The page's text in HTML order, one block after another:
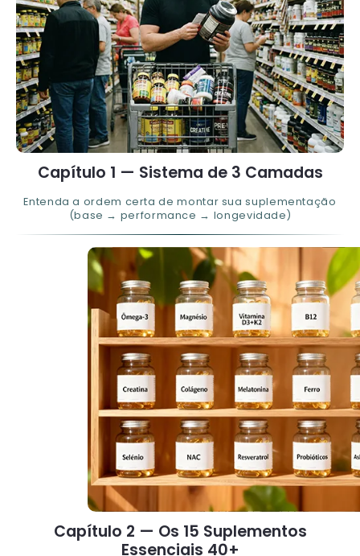
Capítulo 1 — Sistema de 3 Camadas
Entenda a ordem certa de montar sua suplementação
(base → performance → longevidade)
Capítulo 2 — Os 15 Suplementos
Essenciais 40+